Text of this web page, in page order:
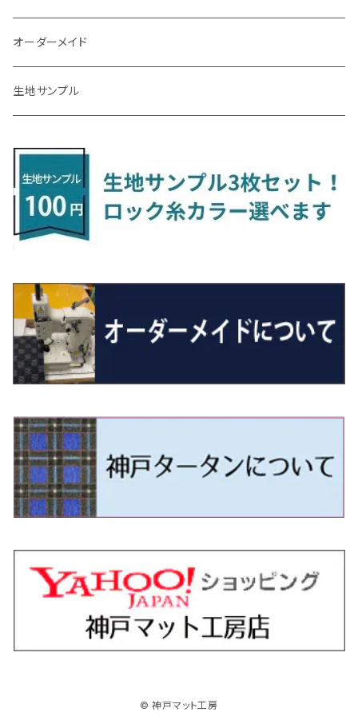
R3/7～ MXPK系
H23/9～H30/4 270系
アリオン
H23/10～R3/3 260系
アルファード/ヴェルファイアＨＶ
H27/1～R5/6 30系
R5/6～ 40系
H24/4～29/10 20系
ヴィッツ
H22/12～R2/3 130系
ヴォクシー
H26/1～R4/1 80系
R4/1～ 90系
エスクァイア
H26/10～R3/12 80系
エスティマ
H18/1～H24/5（前期）
H24/5～R1/10（後期）
エスティマ・ハイブリッド
H18/6～H24/5（前期）
H24/5～R1/10（後期）
オーリス
H24/8～H30/3 180系
カムリ
H24/5～ 160系
カローラ・クロス
カローラ・スポーツ
H29/10～
ＬＸ
H27/9～R3/10 URJ201W
ＮＸ
R3/11～ 20系
H26/10～
ＲＸ
H27/10～R4/7 20系5人乗
H29/12～R4/7 20系7人乗
R4/11～ 10系
ＵＸ
H30/11～
H24/6～ E26 3人乗
H24/6～ E26 5・6人乗
キューブ
H14/10～R2/3 Z11・Z12
キックス
R2/6~R8/6 15系(e-POWER)
R8/6～ 16系
H11/6～H16/10 Y34
サクラ
R4/5～ B6AW
シーマ
H13/1～R4/8 F50・Y51
シルビア
H3/1～H11/1 S13・S14
H11/1～H14/11 S15
シルフィ
H24/12～R3/10 TB17
ジューク
H22/6～R2/6 F15
スカイライン
H13/6～H18/11 V35
H26/2～ V37
スカイライン・クロスオーバー
H11/6～H16/10 Y34
H1/6～H11/6 Y30
セレナ
H22/11～H28/9 C26
H24/4～R4/1 S3系
H24/2～H26/9 S200系
H26/9～ S500系
シフォン
H28/12～R1/7 LA600/610
ジャスティ
H23/5～ LA100系
ソルテラ
R4/5~ XEAM10X・YEAM15X
ディアスワゴン
H21/9～R2/4 S300系
トレジア
H22/11～H28/3 120系
フォレスター
H14/2～ SG/SH/SJ/SK系
プレオ
H22/4～H30/3 L275/285
プレオプラス
H24/12～H29/5 LA300/310
レヴォーグ
H15/6～R2/8 BN/BM/BL系
レガシィアウトバック
H15/10～ BP/BR/BS/BT系
レガシィツーリングワゴン
R1/8～ GJ系
ＭＸ－３０
R2/10～ DREJ3P
アクセラ/アクセラ・スポーツ
H24/11～R1/8 GJ系
キャロル
H27/1～ HB36/37/97S
キャロルエコ
H24/11～H27/1 HB35S
スクラム
H17/9～ DG64/DG17
スクラムトラック
H25/9～ DG16T
デミオ
H19/7～R1/7 DE/DJ系
ビアンテ
H20/7～30/3 CC系
ファミリア バン
H30/6～ 160系
H24/10～ MJ系
フレアクロスオーバー
H26/1～ MS系
H14/6～ L880/LA400K
タフト
R2/6～ LA900/910S
タント
R1/7～ LA650/660
H28/11～ M900系
ハイゼット・キャディー
H28/6～R3/9 LA700V
ハイゼット・カーゴ
H16/12～ S300/S700系
ハイゼット・トラック
H11/1～ S200/S500系
ブーン
H28/4～R5/12 M700系
ミラ
H18/12～ L275/285
ミラ・イース
H23/9～ LA300系
ミラ・ココア
H30/6～ LA550/560S
ムーヴ
H26/12～R5/7 LA150/160S
ムーヴキャンバス
H28/2～ FF21S
エスクード
H17/5～H27/10 TA/TD系
エブリィ
H13/9～ DA系
クロスビー(XBEE)
H29/12～R7/10 MN71S
ジムニー
H3/6～ JA/JB系
ジムニーノマド
R7/4～ JC74W
ジムニーワイド/ジムニーシエラ
H10/1～H14/1 JB33/43W
H14/1～ JB43/74W
スイフト/スイフトスポーツ
H22/9～ スイフト
H23/12～
スペーシア/スペーシアカスタム/スペーシアギア
H25/3～R5/11
R5/11～ MK54S・MK94S
スペーシアベース
H23/1～H27/8 MA15S
H27/8～R2/12 MA26/36/46S
ハスラー
H26/1～ MR系
H25/6～H31/3 ｅｋカスタム
H31/3～ ｅｋクロス
ekクロスEV
R4/6～ B5AW
アイミーブ
H24/10～R2/12 GF系
アウトランダーＰＨＥＶ
H25/1～ GG/GN系 5人乗
エクリプスクロス/エクリプスクロスPHEV
H30/3～ GK/GL系
タウンボックス
H26/2～ DS17/64W
ディグニティ
H24/7～H29/1 BHGY51
デリカＤ：２
H23/3～ MB系
デリカＤ：３
H23/10～H31/4 BM20 7人乗
デリカＤ：５
R5/5～ B30系/BA系
パジェロ
H18/10～R1/8 7人乗ロング V90系
H29/9～R5/10 JF3/4
H24/7～H29/8 JF1/2
NBOXスラッシュ
H26/12～R2/2 JF1/2
NBOXジョイ
H24/11～R2/3 JG1・JG2
R2/11～ JG3・JG4
N-ONE e:
R7/9~ JG5
N-VAN
H30/7～ JJ1・JJ2
N-VAN e:
R6/10~ JJ3
N‐WGN/N‐WGNカスタム
H25/11～ JH1・JH2・JH3・JH4
S660
H27/4～R3/12 JW5
WR-V
R6/3～ DG5
ZR-V
H11/6～H30/7 バン HH5・HH6
H21/12～R3/4 トラック
アコード・アコードハイブリッド
H25/6～R2/2 CR系
H25/4～R3/4 AU系
R3/6～ CDD系
H16/4～28/1 １T系 トゥラン
シャラン
H23/2～ 7N系
Tクロス
R2/7～ A1D系
ティグアン
H20/9～H29/1 5NC系
トゥアレグ
H15/9～H30/4 7L/7P系
パサート
H23/5～H27/7 3CCAX
H27/7～ 3CC/3CD系
ザ・ビートル
H24/4～R3/4 16C系
ポロ
H21/10～H30/3 6RC系
H30/3～ AW系
H30/10～
H24/4～R1/6
Ｃクラス
H26/7～R4/2
ＣＬＡクラス
H27/6～R1/8
ＣＬＳクラス
H30/6～
Ｅクラス
H28/7～
ＧＬＡクラス
H26/5～R2/6
ＧＬＥクラス
R1/6～
Ｓクラス
H25/10～R3/10
Ｖクラス
H27/4～
MINIクロスオーバー
ラグマット
ラグマットセカンド（L）
ラグマットミニ（S）
オーダーメイド
生地サンプル
© 神戸マット工房